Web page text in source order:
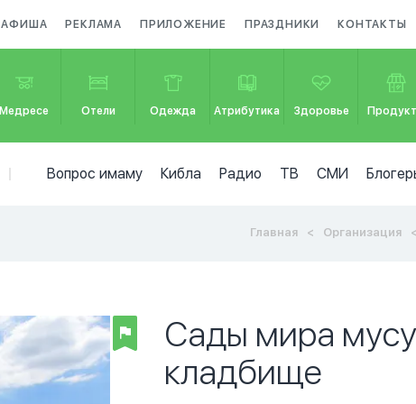
АФИША РЕКЛАМА ПРИЛОЖЕНИЕ ПРАЗДНИКИ КОНТАКТЫ
Медресе Отели Одежда Атрибутика Здоровье
Вопрос имаму Кибла Радио ТВ СМИ
Главная Организация
Сады мира
кладбище